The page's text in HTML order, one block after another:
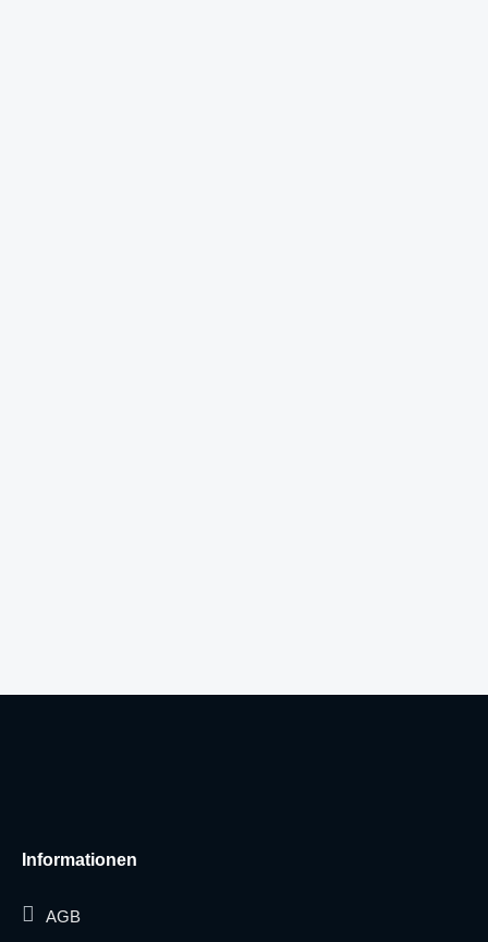
Informationen
AGB